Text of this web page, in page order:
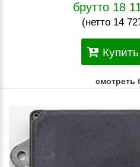
брутто 18
(нетто 14
смотреть